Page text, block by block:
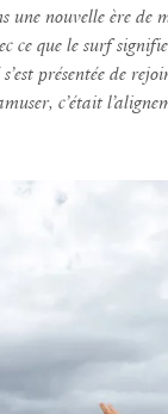
une nouvelle ère
ce que le surf
présentée de
c’était